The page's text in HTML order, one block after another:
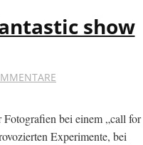
show
bei einem „call for
Experimente, bei